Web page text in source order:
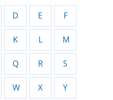
D E F
K L M
Q R S
W X Y